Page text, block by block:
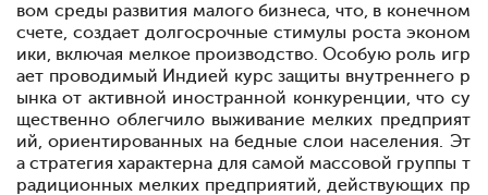
вом среды развития малого бизнеса, что, в конечном
счете, создает долгосрочные стимулы роста эконом
ики, включая мелкое производство. Особую роль игр
ает проводимый Индией курс защиты внутреннего р
ынка от активной иностранной конкуренции, что су
щественно облегчило выживание мелких предприят
ий, ориентированных на бедные слои населения. Эт
а стратегия характерна для самой массовой группы т
радиционных мелких предприятий, действующих пр